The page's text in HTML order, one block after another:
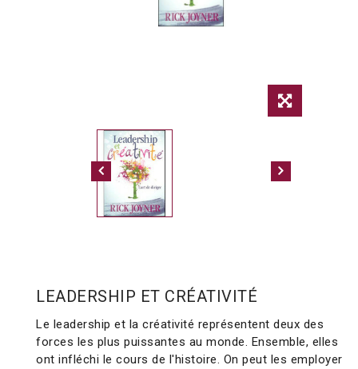
LEADERSHIP ET CRÉATIVITÉ
Le leadership et la créativité représentent deux des
forces les plus puissantes au monde. Ensemble, elles
ont infléchi le cours de l'histoire. On peut les employer